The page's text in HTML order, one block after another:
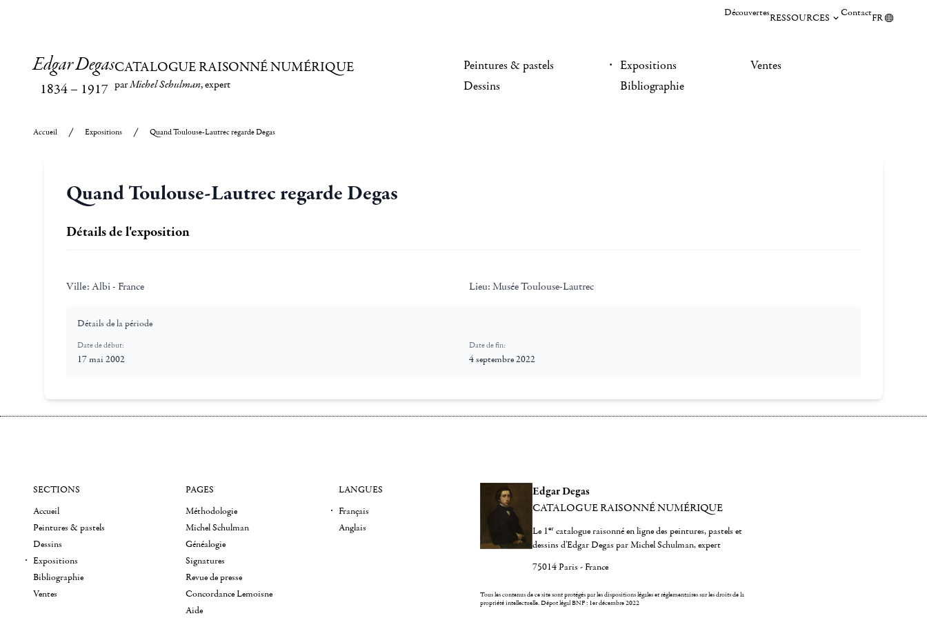
DécouvertesRESSOURCES ContactFR
Edgar Degas
1834– 1917
CATALOGUE RAISONNÉ NUMÉRIQUE
parMichel Schulman, expert
Peintures & pastels
Dessins
Expositions
Bibliographie
Ventes
Accueil Expositions Quand Toulouse-Lautrec regarde Degas
Quand Toulouse-Lautrec regarde Degas
Détails de l'exposition
Ville: Albi - France Lieu: Musée Toulouse-Lautrec
Détails de la période
Date de début:
17 mai 2002
Date de fin:
4 septembre 2022
Edgar Degas
CATALOGUE RAISONNÉ NUMÉRIQUE
Le 1er catalogue raisonné en ligne des peintures, pastels et
dessins d'Edgar Degas par Michel Schulman, expert
75014 Paris - France
Tous les contenus de ce site sont protégés par les dispositions légales et réglementaires sur les droits de la
propriété intellectuelle.Dépot légal BNF : 1er décembre 2022
SECTIONS
Accueil
Peintures & pastels
Dessins
Expositions
Bibliographie
Ventes
PAGES
Méthodologie
Michel Schulman
Généalogie
Signatures
Revue de presse
Concordance Lemoisne
Aide
LANGUES
Français
Anglais